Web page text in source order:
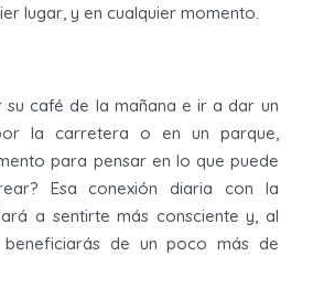
lugar, y en cualquier momento.
su café de la mañana e ir a dar un
la carretera o en un parque,
para pensar en lo que puede
Esa conexión diaria con la
a sentirte más consciente y, al
de un poco más de